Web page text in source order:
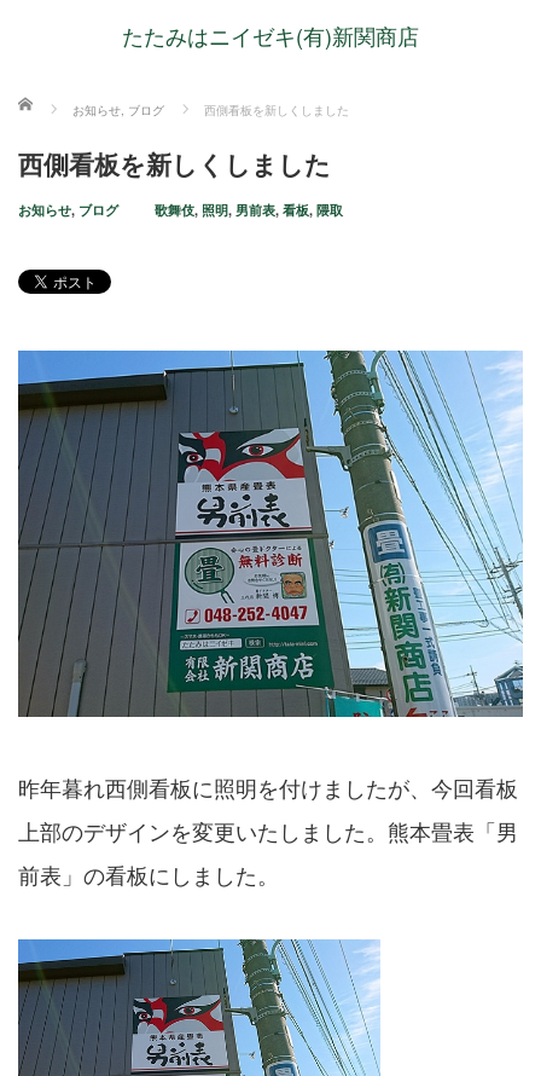
たたみはニイゼキ(有)新関商店
ホーム お知らせ, ブログ 西側看板を新しくしました
西側看板を新しくしました
お知らせ, ブログ 歌舞伎, 照明, 男前表, 看板, 隈取
昨年暮れ西側看板に照明を付けましたが、今回看板
上部のデザインを変更いたしました。熊本畳表「男
前表」の看板にしました。